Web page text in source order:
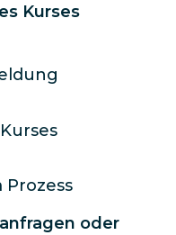
Kurses
oder